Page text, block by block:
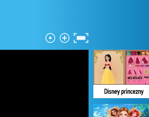
Disney princezny